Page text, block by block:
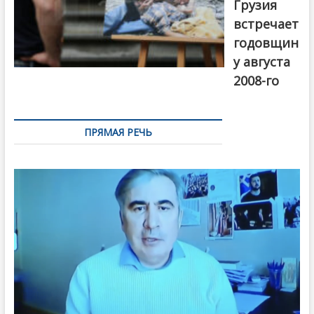
Грузия
встречает
годовщин
у августа
2008-го
ПРЯМАЯ РЕЧЬ